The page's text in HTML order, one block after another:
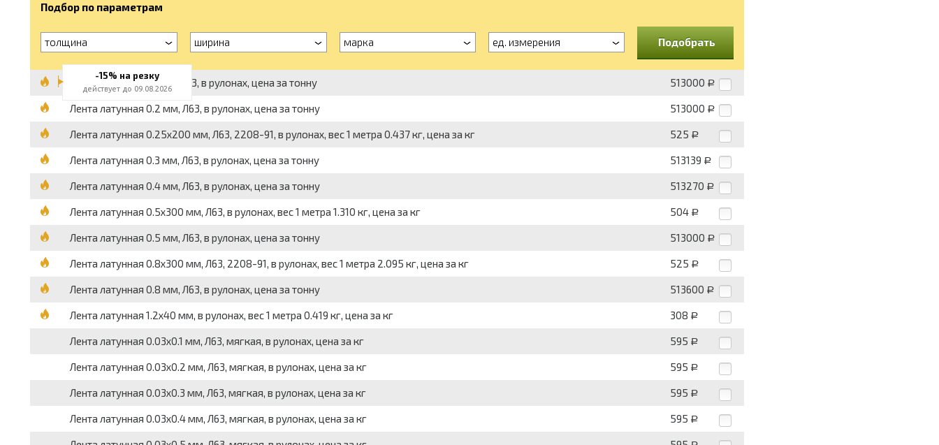
Подбор по параметрам
толщина ширина марка ед. измерения Подобрать
Лента латунная 0.1 мм, Л63, в рулонах, цена за тонну 513000 Р
Лента латунная 0.2 мм, Л63, в рулонах, цена за тонну 513000 Р
Лента латунная 0.25x200 мм, Л63, 2208-91, в рулонах, вес 1 метра 0.437 кг, цена за кг 525 Р
Лента латунная 0.3 мм, Л63, в рулонах, цена за тонну 513139 Р
Лента латунная 0.4 мм, Л63, в рулонах, цена за тонну 513270 Р
Лента латунная 0.5x300 мм, Л63, в рулонах, вес 1 метра 1.310 кг, цена за кг 504 Р
Лента латунная 0.5 мм, Л63, в рулонах, цена за тонну 513000 Р
Лента латунная 0.8x300 мм, Л63, 2208-91, в рулонах, вес 1 метра 2.095 кг, цена за кг 525 Р
Лента латунная 0.8 мм, Л63, в рулонах, цена за тонну 513600 Р
Лента латунная 1.2x40 мм, в рулонах, вес 1 метра 0.419 кг, цена за кг 308 Р
Лента латунная 0.03x0.1 мм, Л63, мягкая, в рулонах, цена за кг 595 Р
Лента латунная 0.03x0.2 мм, Л63, мягкая, в рулонах, цена за кг 595 Р
Лента латунная 0.03x0.3 мм, Л63, мягкая, в рулонах, цена за кг 595 Р
Лента латунная 0.03x0.4 мм, Л63, мягкая, в рулонах, цена за кг 595 Р
-15% на резку
действует до 09.08.2026